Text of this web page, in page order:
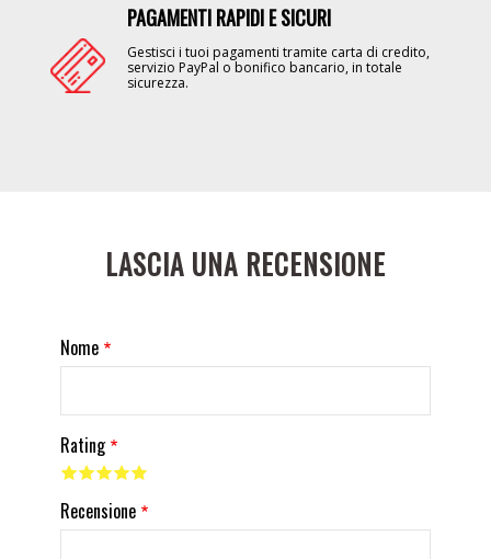
PAGAMENTI RAPIDI E SICURI
Gestisci i tuoi pagamenti tramite carta di credito,
servizio PayPal o bonifico bancario, in totale
sicurezza.
LASCIA UNA RECENSIONE
Nome
Rating
Recensione